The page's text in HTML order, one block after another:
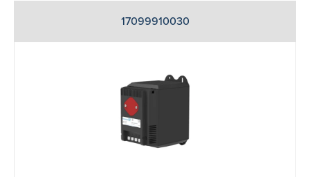
17099910030